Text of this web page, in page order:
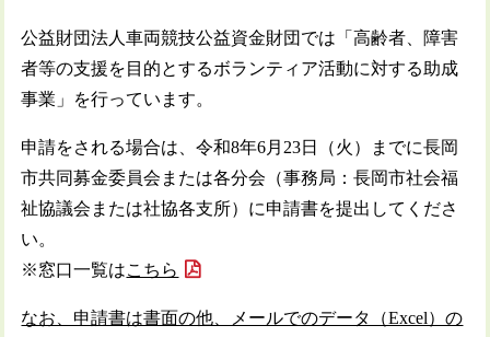
公益財団法人車両競技公益資金財団では「高齢者、障害
者等の支援を目的とするボランティア活動に対する助成
事業」を行っています。
申請をされる場合は、令和8年6月23日（火）までに長岡
市共同募金委員会または各分会（事務局：長岡市社会福
祉協議会または社協各支所）に申請書を提出してくださ
い。
※窓口一覧はこちら
なお、申請書は書面の他、メールでのデータ（Excel）の